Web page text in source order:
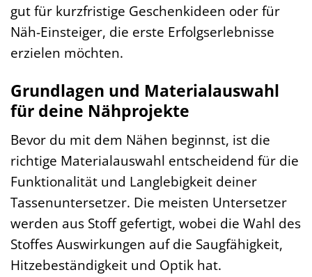
gut für kurzfristige Geschenkideen oder für
Näh-Einsteiger, die erste Erfolgserlebnisse
erzielen möchten.
Grundlagen und Materialauswahl
für deine Nähprojekte
Bevor du mit dem Nähen beginnst, ist die
richtige Materialauswahl entscheidend für die
Funktionalität und Langlebigkeit deiner
Tassenuntersetzer. Die meisten Untersetzer
werden aus Stoff gefertigt, wobei die Wahl des
Stoffes Auswirkungen auf die Saugfähigkeit,
Hitzebeständigkeit und Optik hat.